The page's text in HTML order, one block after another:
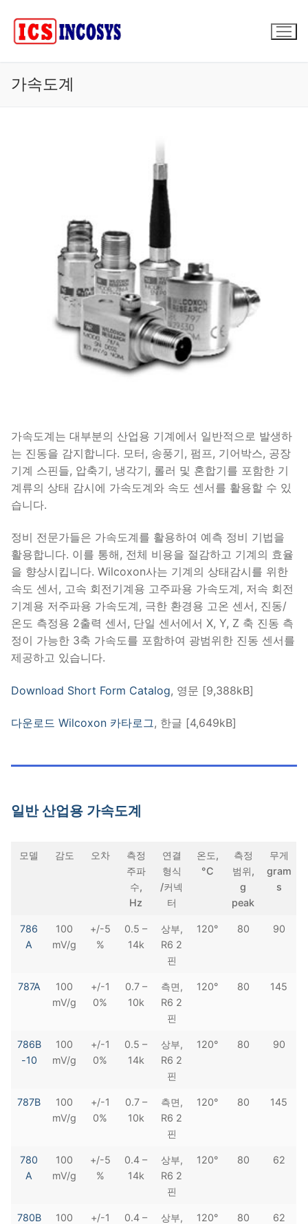
가속도계
가속도계는 대부분의 산업용 기계에서 일반적으로 발생하
는 진동을 감지합니다. 모터, 송풍기, 펌프, 기어박스, 공장
기계 스핀들, 압축기, 냉각기, 롤러 및 혼합기를 포함한 기
계류의 상태 감시에 가속도계와 속도 센서를 활용할 수 있
습니다.
정비 전문가들은 가속도계를 활용하여 예측 정비 기법을
활용합니다. 이를 통해, 전체 비용을 절감하고 기계의 효율
을 향상시킵니다. Wilcoxon사는 기계의 상태감시를 위한
속도 센서, 고속 회전기계용 고주파용 가속도계, 저속 회전
기계용 저주파용 가속도계, 극한 환경용 고온 센서, 진동/
온도 측정용 2출력 센서, 단일 센서에서 X, Y, Z 축 진동 측
정이 가능한 3축 가속도를 포함하여 광범위한 진동 센서를
제공하고 있습니다.
Download Short Form Catalog, 영문 [9,388kB]
다운로드 Wilcoxon 카타로그, 한글 [4,649kB]
일반 산업용 가속도계
모델 감도 오차
측정
주파
수,
Hz
연결
형식
/커넥
터
온도,
°C
측정
범위,
g
peak
무게
gram
s
786
A
100
mV/g
+/-5
%
0.5 –
14k
상부,
R6 2
핀
120° 80 90
787A
100
mV/g
+/-1
0%
0.7 –
10k
측면,
R6 2
핀
120° 80 145
786B
-10
100
mV/g
+/-1
0%
0.5 –
14k
상부,
R6 2
핀
120° 80 90
787B
100
mV/g
+/-1
0%
0.7 –
10k
측면,
R6 2
핀
120° 80 145
780
A
100
mV/g
+/-5
%
0.4 –
14k
상부,
R6 2
핀
120° 80 62
780B
100
+/-1
0.4 –
상부,
120° 80 62